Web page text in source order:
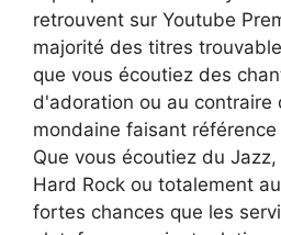
retrouvent sur Youtube
majorité des titres
que vous écoutiez des
d'adoration ou au contraire
mondaine faisant
Que vous écoutiez du
Hard Rock ou totalement
fortes chances que les